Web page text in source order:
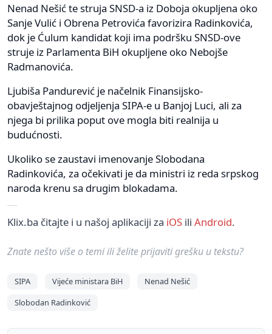
Nenad Nešić te struja SNSD-a iz Doboja okupljena oko
Sanje Vulić i Obrena Petrovića favorizira Radinkovića,
dok je Ćulum kandidat koji ima podršku SNSD-ove
struje iz Parlamenta BiH okupljene oko Nebojše
Radmanovića.
Ljubiša Pandurević je načelnik Finansijsko-
obavještajnog odjeljenja SIPA-e u Banjoj Luci, ali za
njega bi prilika poput ove mogla biti realnija u
budućnosti.
Ukoliko se zaustavi imenovanje Slobodana
Radinkovića, za očekivati je da ministri iz reda srpskog
naroda krenu sa drugim blokadama.
Klix.ba čitajte i u našoj aplikaciji za iOS ili Android.
Znate nešto više o temi ili želite prijaviti grešku u tekstu?
SIPA Vijeće ministara BiH
Nenad Nešić
Slobodan Radinković